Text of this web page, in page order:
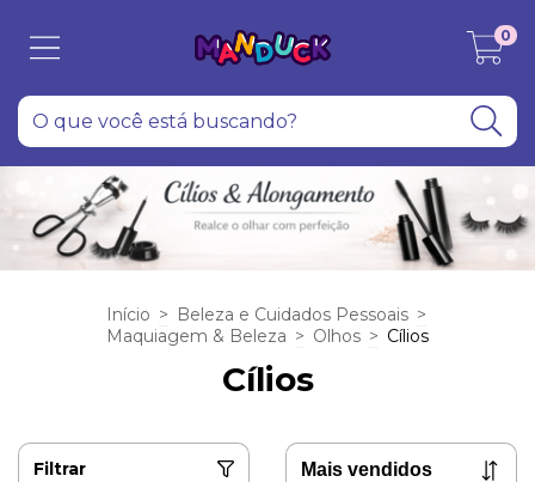
0
Início > Beleza e Cuidados Pessoais >
Maquiagem & Beleza > Olhos > Cílios
Cílios
Filtrar